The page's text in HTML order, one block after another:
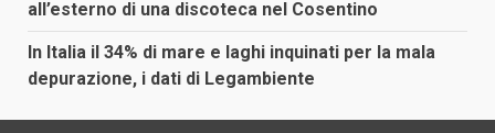
all’esterno di una discoteca nel Cosentino
In Italia il 34% di mare e laghi inquinati per la mala
depurazione, i dati di Legambiente